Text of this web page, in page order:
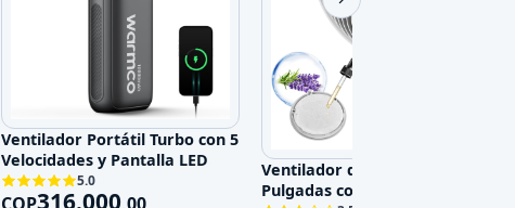
Ventilador Portátil Turbo con 5
Velocidades y Pantalla LED
5.0
316.000
Ventilador de Pared 14
Pulgadas con Control Remoto,